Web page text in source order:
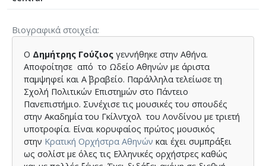
Βιογραφικά στοιχεία
Ο Δημήτρης Γούζιος γεννήθηκε στην Αθήνα.
Αποφοίτησε από το Ωδείο Αθηνών με άριστα
παμψηφεί και Α΄ βραβείο. Παράλληλα τελείωσε τη
Σχολή Πολιτικών Επιστημών στο Πάντειο
Πανεπιστήμιο. Συνέχισε τις μουσικές του σπουδές
στην Ακαδημία του Γκίλντχολ του Λονδίνου με τριετή
υποτροφία. Είναι κορυφαίος πρώτος μουσικός
στην Κρατική Ορχήστρα Αθηνών και έχει συμπράξει
ως σολίστ με όλες τις Ελληνικές ορχήστρες καθώς